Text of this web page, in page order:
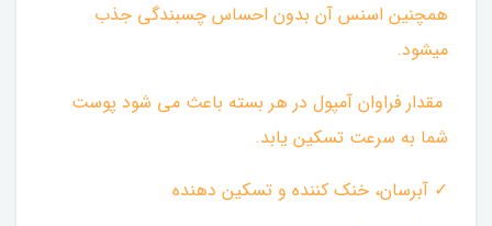
همچنین اسنس آن بدون احساس چسبندگی جذب
میشود.
مقدار فراوان آمپول در هر بسته باعث می شود پوست
شما به سرعت تسکین یابد.
✓ آبرسان، خنک کننده و تسکین دهنده